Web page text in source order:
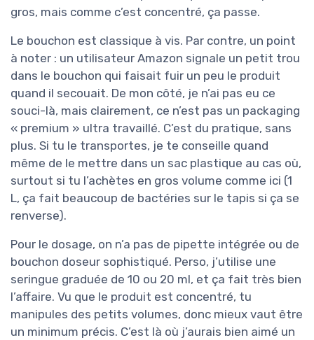
gros, mais comme c’est concentré, ça passe.
Le bouchon est classique à vis. Par contre, un point
à noter : un utilisateur Amazon signale un petit trou
dans le bouchon qui faisait fuir un peu le produit
quand il secouait. De mon côté, je n’ai pas eu ce
souci-là, mais clairement, ce n’est pas un packaging
« premium » ultra travaillé. C’est du pratique, sans
plus. Si tu le transportes, je te conseille quand
même de le mettre dans un sac plastique au cas où,
surtout si tu l’achètes en gros volume comme ici (1
L, ça fait beaucoup de bactéries sur le tapis si ça se
renverse).
Pour le dosage, on n’a pas de pipette intégrée ou de
bouchon doseur sophistiqué. Perso, j’utilise une
seringue graduée de 10 ou 20 ml, et ça fait très bien
l’affaire. Vu que le produit est concentré, tu
manipules des petits volumes, donc mieux vaut être
un minimum précis. C’est là où j’aurais bien aimé un